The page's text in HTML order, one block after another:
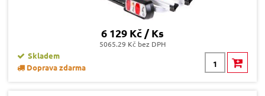
6 129 Kč / Ks
5065.29 Kč bez DPH
Skladem
Doprava zdarma